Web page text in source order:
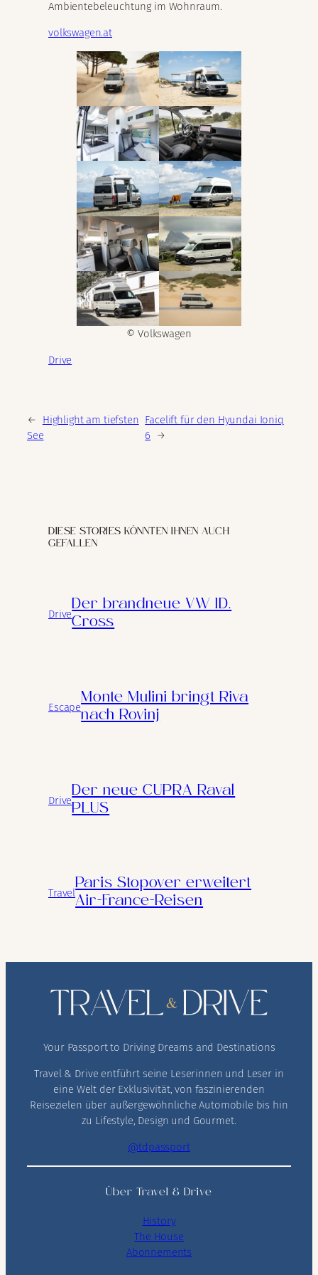
Ambientebeleuchtung im Wohnraum.
volkswagen.at
© Volkswagen
Drive
←
Highlight am tiefsten
See
Facelift für den Hyundai Ioniq
6
→
DIESE STORIES KÖNNTEN IHNEN AUCH
GEFALLEN
Drive
Der brandneue VW ID.
Cross
Escape
Monte Mulini bringt Riva
nach Rovinj
Drive
Der neue CUPRA Raval
PLUS
Travel
Paris Stopover erweitert
Air-France-Reisen
Your Passport to Driving Dreams and Destinations
Travel & Drive entführt seine Leserinnen und Leser in
eine Welt der Exklusivität, von faszinierenden
Reisezielen über außergewöhnliche Automobile bis hin
zu Lifestyle, Design und Gourmet.
@tdpassport
Über Travel & Drive
History
The House
Abonnements